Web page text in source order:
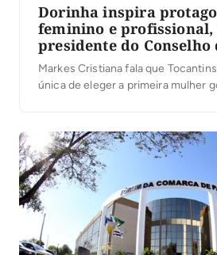
Dorinha inspira
feminino e profissional,
presidente do Conselho
Markes Cristiana fala que
única de eleger a primeira mulher